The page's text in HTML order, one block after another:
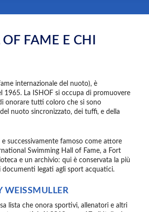
FAME E CHI
internazionale del nuoto), è
1965. La ISHOF si occupa di promuovere
onorare tutti coloro che si sono
nuoto sincronizzato, dei tuffi, e della
successivamente famoso come attore
Swimming Hall of Fame, a Fort
e un archivio: qui è conservata la più
documenti legati agli sport acquatici.
WEISSMULLER
lista che onora sportivi, allenatori e altri